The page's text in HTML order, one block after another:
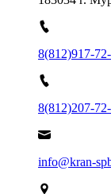
8(812)917-
8(812)207-
info@kran-